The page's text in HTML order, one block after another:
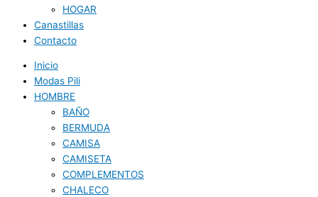
HOGAR
Canastillas
Contacto
Inicio
Modas Pili
HOMBRE
BAÑO
BERMUDA
CAMISA
CAMISETA
COMPLEMENTOS
CHALECO